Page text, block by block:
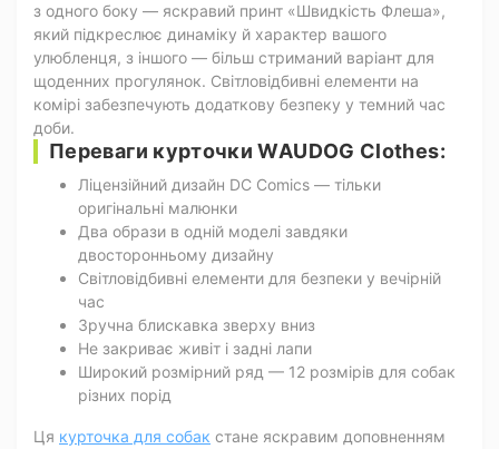
з одного боку — яскравий принт «Швидкість Флеша»,
який підкреслює динаміку й характер вашого
улюбленця, з іншого — більш стриманий варіант для
щоденних прогулянок. Світловідбивні елементи на
комірі забезпечують додаткову безпеку у темний час
доби.
Переваги курточки WAUDOG Clothes:
Ліцензійний дизайн DC Comics — тільки
оригінальні малюнки
Два образи в одній моделі завдяки
двосторонньому дизайну
Світловідбивні елементи для безпеки у вечірній
час
Зручна блискавка зверху вниз
Не закриває живіт і задні лапи
Широкий розмірний ряд — 12 розмірів для собак
різних порід
Ця курточка для собак стане яскравим доповненням